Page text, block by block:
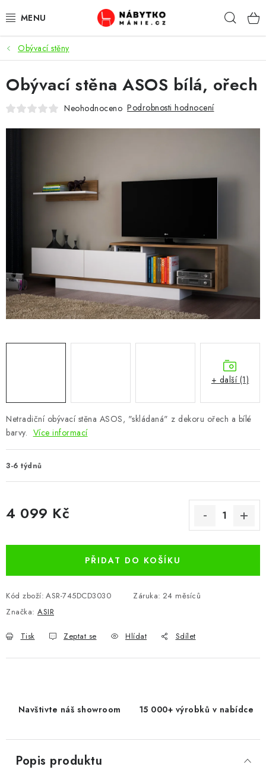
na
OBÝVACÍ POKOJ
KUCHYŇ A JÍDELNA
LOŽNICE
KANCELÁŘ / PRACOVNA
KOUPELNA A WC
DOPLŇKY A DEKORACE
VÝPRODEJ
Kontakty
Obývací stěny
Netradiční obývací stěna ASOS, "skládaná" z dekoru ořech a bílé
barvy. Více informací
3-6 týdnů
4 099 Kč
PŘIDAT DO KOŠÍKU
Kód zboží: ASR-745DCD3030 Záruka: 24 měsíců
Značka: ASIR
Tisk Zeptat se Hlídat Sdílet
Obývací stěna ASOS bílá, ořech
Neohodnoceno Podrobnosti hodnocení
+ další (1)
Navštivte náš showroom 15 000+ výrobků v nabídce
Popis produktu